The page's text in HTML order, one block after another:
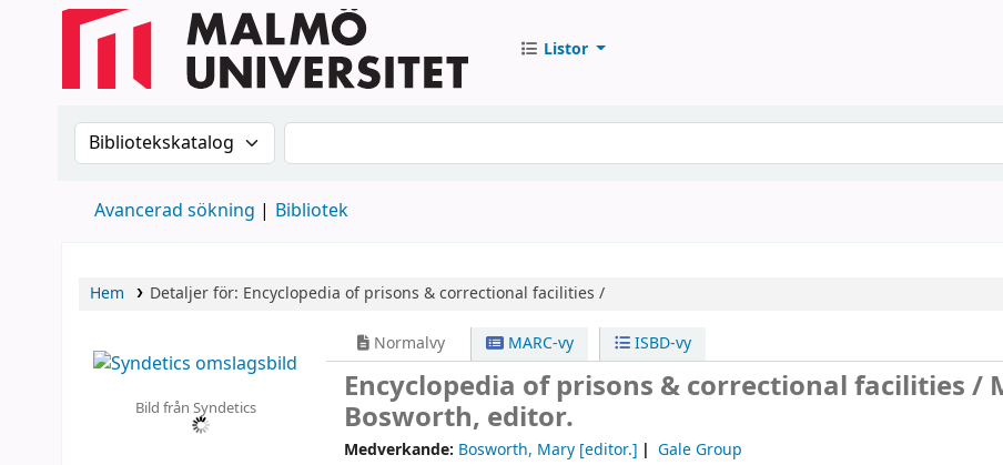
Listor
Sök i katalogen efter:Sök i katalogen
Avancerad sökning Bibliotek
Hem Detaljer för: Encyclopedia of prisons & correctional facilities /
Bild från Syndetics
Normalvy MARC-vy ISBD-vy
Encyclopedia of prisons & correctional facilities /
Bosworth, editor.
Medverkande: Bosworth, Mary [editor.]
Gale Group